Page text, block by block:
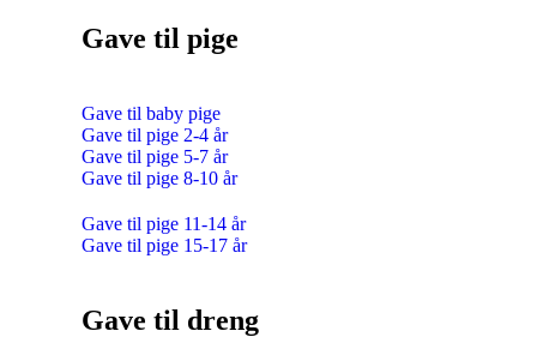
Gave til pige
Gave til baby pige
Gave til pige 2-4 år
Gave til pige 5-7 år
Gave til pige 8-10 år
Gave til pige 11-14 år
Gave til pige 15-17 år
Gave til dreng